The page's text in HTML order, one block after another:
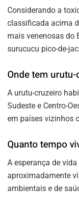
Considerando a
classificada acima
mais venenosas do
surucucu pico-de-
Onde tem
A urutu-cruzeiro
Sudeste e Centro-
em países vizinhos
Quanto tempo
A esperança de
aproximadamente
ambientais e de